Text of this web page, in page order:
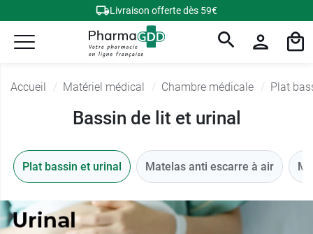
Livraison offerte dès 59€
Accueil Matériel médical Chambre médicale Plat
Bassin de lit et urinal
Plat bassin et urinal Matelas anti escarre à air